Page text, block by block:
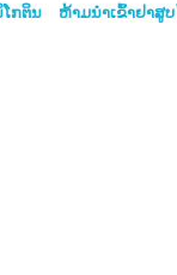
ກຕິນ ຫ້າມນຳເຂົ້າຢາສູບ